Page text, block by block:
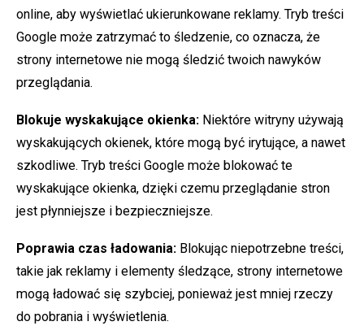
online, aby wyświetlać ukierunkowane reklamy. Tryb treści
Google może zatrzymać to śledzenie, co oznacza, że
strony internetowe nie mogą śledzić twoich nawyków
przeglądania.
Blokuje wyskakujące okienka: Niektóre witryny używają
wyskakujących okienek, które mogą być irytujące, a nawet
szkodliwe. Tryb treści Google może blokować te
wyskakujące okienka, dzięki czemu przeglądanie stron
jest płynniejsze i bezpieczniejsze.
Poprawia czas ładowania: Blokując niepotrzebne treści,
takie jak reklamy i elementy śledzące, strony internetowe
mogą ładować się szybciej, ponieważ jest mniej rzeczy
do pobrania i wyświetlenia.